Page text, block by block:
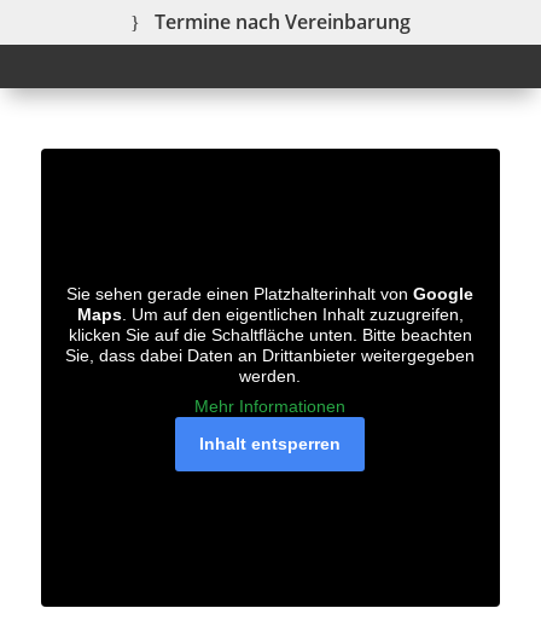
Termine nach Vereinbarung
Sie sehen gerade einen Platzhalterinhalt vonGoogle
Maps. Um auf den eigentlichen Inhalt zuzugreifen,
klicken Sie auf die Schaltfläche unten. Bitte beachten
Sie, dass dabei Daten an Drittanbieter weitergegeben
werden.
Mehr Informationen
Inhalt entsperren